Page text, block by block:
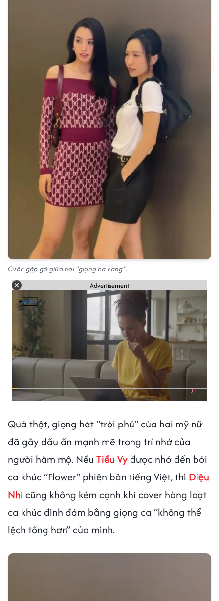
Cuộc gặp gỡ giữa hai "giọng ca vàng".
Advertisement
Quả thật, giọng hát “trời phú” của hai mỹ nữ
đã gây dấu ấn mạnh mẽ trong trí nhớ của
người hâm mộ. Nếu Tiểu Vyđược nhớ đến bởi
ca khúc “Flower” phiên bản tiếng Việt, thì Diệu
Nhi cũng không kém cạnh khi cover hàng loạt
ca khúc đình đám bằng giọng ca “không thể
lệch tông hơn” của mình.